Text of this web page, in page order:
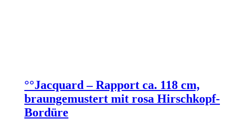
°°Jacquard – Rapport ca. 118 cm,
braungemustert mit rosa Hirschkopf-
Bordüre